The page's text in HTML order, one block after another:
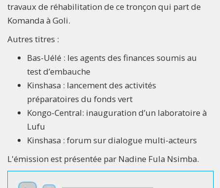
travaux de réhabilitation de ce tronçon qui part de
Komanda à Goli.
Autres titres :
Bas-Uélé : les agents des finances soumis au
test d’embauche
Kinshasa : lancement des activités
préparatoires du fonds vert
Kongo-Central: inauguration d’un laboratoire à
Lufu
Kinshasa : forum sur dialogue multi-acteurs
L'émission est présentée par Nadine Fula Nsimba.